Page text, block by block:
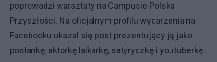
poprowadzi warsztaty na Campusie Polska
Przyszłości. Na oficjalnym profilu wydarzenia na
Facebooku ukazał się post prezentujący ją jako
posłankę, aktorkę lalkarkę, satyryczkę i youtuberkę.